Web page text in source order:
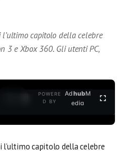
capitolo della celebre
3 e Xbox 360. Gli utenti PC,
POWERE
D BY
AdhubM
edia
l’ultimo capitolo della celebre